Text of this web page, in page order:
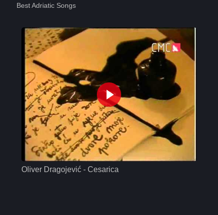
Best Adriatic Songs
Oliver Dragojević - Cesarica